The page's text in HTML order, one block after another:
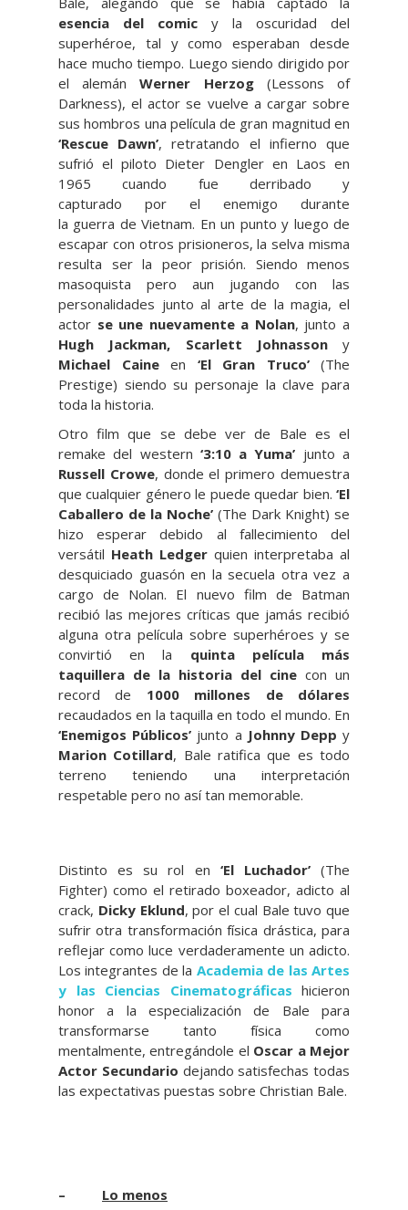
esencia del comic y la oscuridad del
superhéroe, tal y como esperaban desde
hace mucho tiempo. Luego siendo dirigido por
el alemánWerner Herzog (Lessons of
Darkness), el actor se vuelve a cargar sobre
sus hombros una película de gran magnitud en
‘Rescue Dawn’, retratando el infierno que
sufrió el piloto Dieter Dengler en Laos en
1965 cuando fue derribado y
capturado por el enemigo durante
la guerra de Vietnam. En un punto y luego de
escapar con otros prisioneros, la selva misma
resulta ser la peor prisión. Siendo menos
masoquista pero aun jugando con las
personalidades junto al arte de la magia, el
actor se une nuevamente a Nolan, junto a
Hugh Jackman, Scarlett Johnassony
Michael Caineen ‘El Gran Truco’(The
Prestige) siendo su personaje la clave para
toda la historia.
Otro film que se debe ver de Bale es el
remake del western ‘3:10 a Yuma’ junto a
Russell Crowe, donde el primero demuestra
que cualquier género le puede quedar bien. ‘El
Caballero de la Noche’ (The Dark Knight) se
hizo esperar debido al fallecimiento del
versátil Heath Ledger quien interpretaba al
desquiciado guasón en la secuela otra vez a
cargo de Nolan. El nuevo film de Batman
recibió las mejores críticas que jamás recibió
alguna otra película sobre superhéroes y se
convirtió en la quinta película más
taquillera de la historia del cine con un
record de 1000 millones de dólares
recaudados en la taquilla en todo el mundo. En
‘Enemigos Públicos’ junto a Johnny Depp y
Marion Cotillard, Bale ratifica que es todo
terreno teniendo una interpretación
respetable pero no así tan memorable.
Distinto es su rol en ‘El Luchador’(The
Fighter) como el retirado boxeador, adicto al
crack, Dicky Eklund, por el cual Bale tuvo que
sufrir otra transformación física drástica, para
reflejar como luce verdaderamente un adicto.
Los integrantes de la Academia de las Artes
y las Ciencias Cinematográficas hicieron
honor a la especialización de Bale para
transformarse tanto física como
mentalmente, entregándole el Oscar a Mejor
Actor Secundario dejando satisfechas todas
las expectativas puestas sobre Christian Bale.
– Lo menos